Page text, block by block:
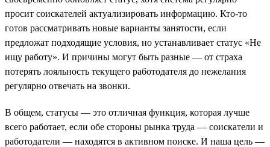
просит соискателей актуализировать информацию. Кто-то
готов рассматривать новые варианты занятости, если
предложат подходящие условия, но устанавливает статус «Не
ищу работу». И причины могут быть разные — от страха
потерять лояльность текущего работодателя до нежелания
регулярно отвечать на звонки.
В общем, статусы — это отличная функция, которая лучше
всего работает, если обе стороны рынка труда — соискатели и
работодатели — находятся в активном поиске. И наша цель —